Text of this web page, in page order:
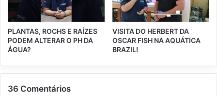
PLANTAS, ROCHS E RAÍZES
PODEM ALTERAR O PH DA
ÁGUA?
VISITA DO HERBERT DA
OSCAR FISH NA AQUÁTICA
BRAZIL!
36 Comentários